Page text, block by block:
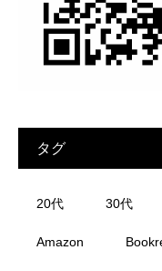
タグ
20代 30代
Amazon